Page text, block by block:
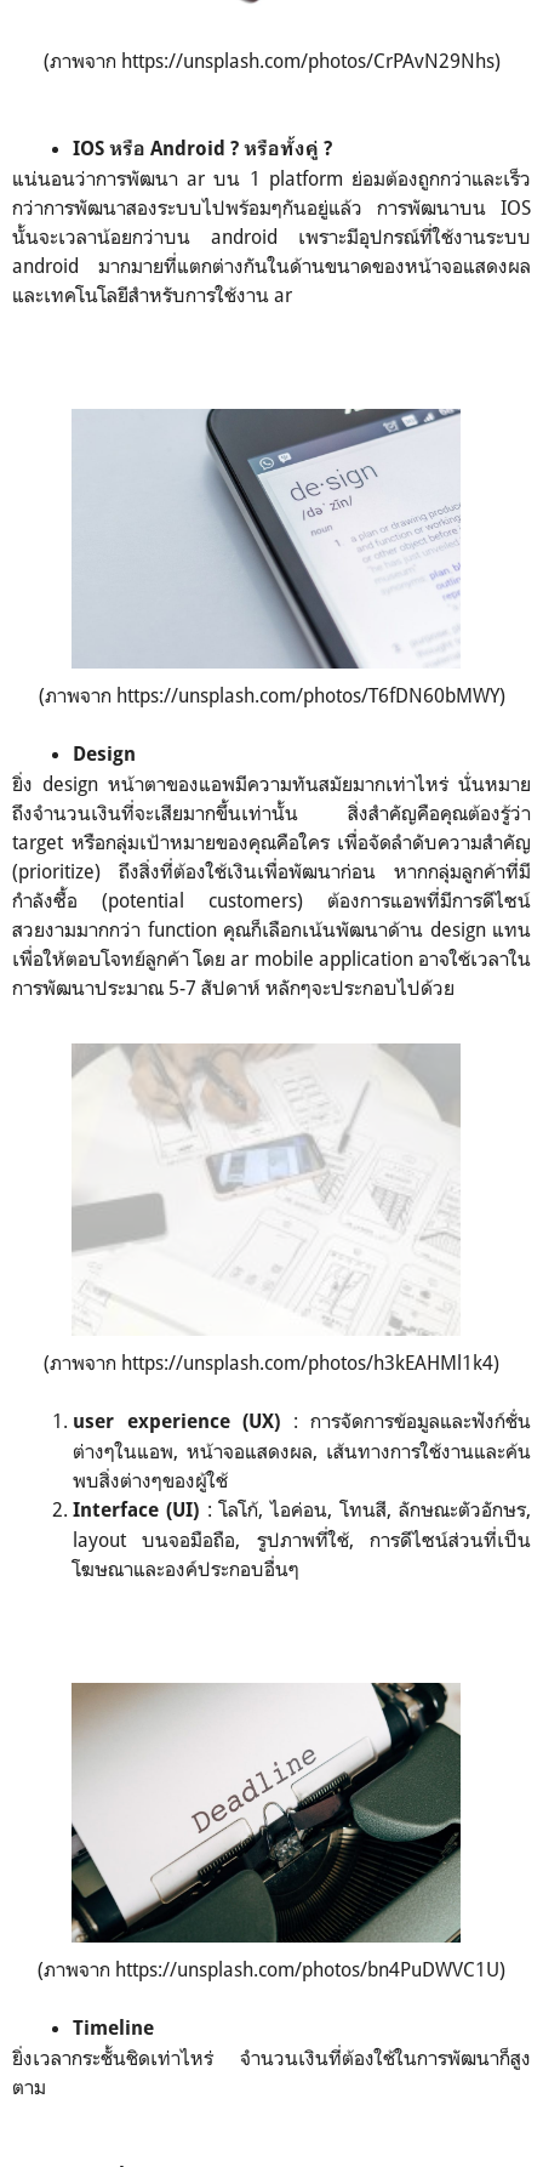
(ภาพจาก https://unsplash.com/photos/CrPAvN29Nhs)
IOS หรือ Android ? หรือทั้งคู่ ?
แน่นอนว่าการพัฒนา ar บน 1 platform ย่อมต้องถูกกว่าและเร็ว
กว่าการพัฒนาสองระบบไปพร้อมๆกันอยู่แล้ว การพัฒนาบน IOS
นั้นจะเวลาน้อยกว่าบน android เพราะมีอุปกรณ์ที่ใช้งานระบบ
android มากมายที่แตกต่างกันในด้านขนาดของหน้าจอแสดงผล
และเทคโนโลยีสำหรับการใช้งาน ar
(ภาพจาก https://unsplash.com/photos/T6fDN60bMWY)
Design
ยิ่ง design หน้าตาของแอพมีความทันสมัยมากเท่าไหร่ นั่นหมาย
ถึงจำนวนเงินที่จะเสียมากขึ้นเท่านั้น สิ่งสำคัญคือคุณต้องรู้ว่า
target หรือกลุ่มเป้าหมายของคุณคือใคร เพื่อจัดลำดับความสำคัญ
(prioritize) ถึงสิ่งที่ต้องใช้เงินเพื่อพัฒนาก่อน หากกลุ่มลูกค้าที่มี
กำลังซื้อ (potential customers) ต้องการแอพที่มีการดีไซน์
สวยงามมากกว่า function คุณก็เลือกเน้นพัฒนาด้าน design แทน
เพื่อให้ตอบโจทย์ลูกค้า โดย ar mobile application อาจใช้เวลาใน
การพัฒนาประมาณ 5-7 สัปดาห์ หลักๆจะประกอบไปด้วย
(ภาพจาก https://unsplash.com/photos/h3kEAHMl1k4)
user experience (UX) : การจัดการข้อมูลและฟังก์ชั่น
ต่างๆในแอพ, หน้าจอแสดงผล, เส้นทางการใช้งานและค้น
พบสิ่งต่างๆของผู้ใช้
Interface (UI) : โลโก้, ไอค่อน, โทนสี, ลักษณะตัวอักษร,
layout บนจอมือถือ, รูปภาพที่ใช้, การดีไซน์ส่วนที่เป็น
โฆษณาและองค์ประกอบอื่นๆ
(ภาพจาก https://unsplash.com/photos/bn4PuDWVC1U)
Timeline
ยิ่งเวลากระชั้นชิดเท่าไหร่ จำนวนเงินที่ต้องใช้ในการพัฒนาก็สูง
ตาม